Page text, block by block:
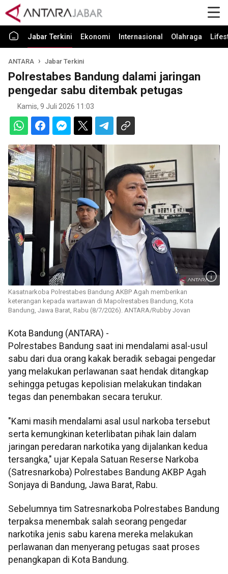
Jabar Terkini Ekonomi Internasional Olahraga
ANTARA Jabar Terkini
Polrestabes Bandung dalami jaringan
pengedar sabu ditembak petugas
Kamis, 9 Juli 2026 11:03
Kasatnarkoba Polrestabes Bandung AKBP Agah memberikan
keterangan kepada wartawan di Mapolrestabes Bandung, Kota
Bandung, Jawa Barat, Rabu (8/7/2026). ANTARA/Rubby Jovan
Kota Bandung (ANTARA) -
Polrestabes Bandung saat ini mendalami asal-usul
sabu dari dua orang kakak beradik sebagai pengedar
yang melakukan perlawanan saat hendak ditangkap
sehingga petugas kepolisian melakukan tindakan
tegas dan penembakan secara terukur.
"Kami masih mendalami asal usul narkoba tersebut
serta kemungkinan keterlibatan pihak lain dalam
jaringan peredaran narkotika yang dijalankan kedua
tersangka," ujar Kepala Satuan Reserse Narkoba
(Satresnarkoba) Polrestabes Bandung AKBP Agah
Sonjaya di Bandung, Jawa Barat, Rabu.
Sebelumnya tim Satresnarkoba Polrestabes Bandung
terpaksa menembak salah seorang pengedar
narkotika jenis sabu karena mereka melakukan
perlawanan dan menyerang petugas saat proses
penangkapan di Kota Bandung.